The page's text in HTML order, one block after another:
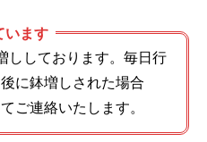
います
ししております。毎日行
に鉢増しされた場合
ご連絡いたします。